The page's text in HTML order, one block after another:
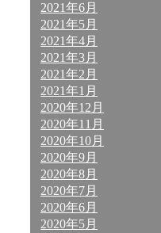
2021年6月
2021年5月
2021年4月
2021年3月
2021年2月
2021年1月
2020年12月
2020年11月
2020年10月
2020年9月
2020年8月
2020年7月
2020年6月
2020年5月